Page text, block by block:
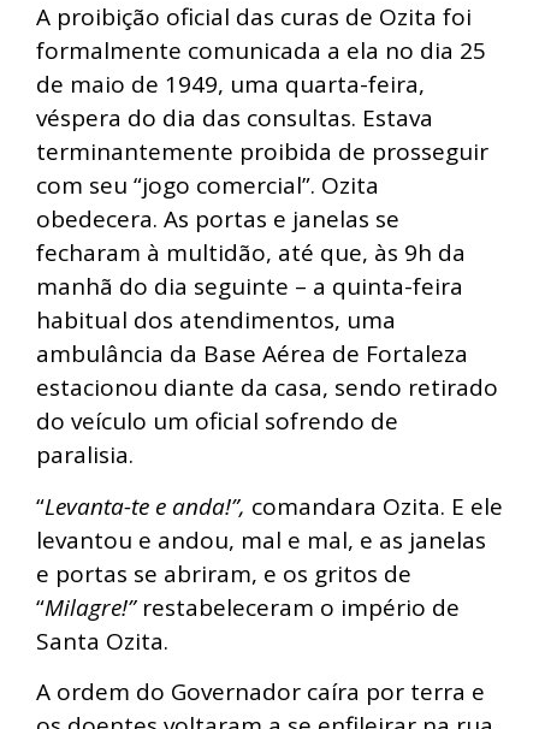
A proibição oficial das curas de Ozita foi
formalmente comunicada a ela no dia 25
de maio de 1949, uma quarta-feira,
véspera do dia das consultas. Estava
terminantemente proibida de prosseguir
com seu “jogo comercial”. Ozita
obedecera. As portas e janelas se
fecharam à multidão, até que, às 9h da
manhã do dia seguinte – a quinta-feira
habitual dos atendimentos, uma
ambulância da Base Aérea de Fortaleza
estacionou diante da casa, sendo retirado
do veículo um oficial sofrendo de
paralisia.
“Levanta-te e anda!”, comandara Ozita. E ele
levantou e andou, mal e mal, e as janelas
e portas se abriram, e os gritos de
“Milagre!” restabeleceram o império de
Santa Ozita.
A ordem do Governador caíra por terra e